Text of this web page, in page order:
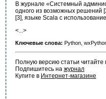
В журнале «Системный
одного из возможных решений
[3], языке Scala с
<...>
Ключевые слова: Python,
Полную версию статьи читайте
Подпишитесь на журнал
Купите в Интернет-магазине